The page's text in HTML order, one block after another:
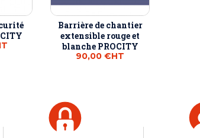
Barrière de chantier
extensible rouge et
blanche PROCITY
90,00 €HT